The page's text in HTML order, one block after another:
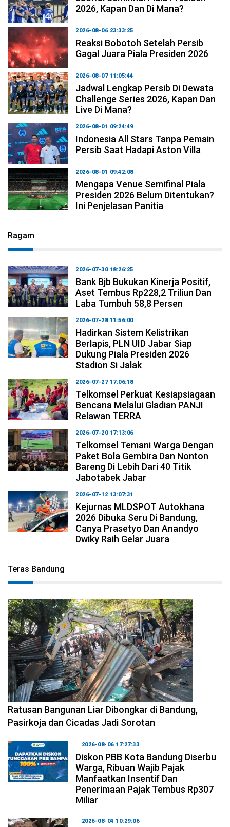
2026, Kapan Dan Di Mana?
2026-08-06 23:33:25
Reaksi Bobotoh Setelah Persib
Gagal Juara Piala Presiden 2026
2026-08-07 11:05:44
Jadwal Lengkap Persib Di Dewata
Challenge Series 2026, Kapan Dan
Live Di Mana?
2026-08-01 09:24:49
Indonesia All Stars Tanpa Pemain
Persib Saat Hadapi Aston Villa
2026-08-01 09:42:08
Mengapa Venue Semifinal Piala
Presiden 2026 Belum Ditentukan?
Ini Penjelasan Panitia
Ragam
2026-07-30 18:26:25
Bank Bjb Bukukan Kinerja Positif,
Aset Tembus Rp228,2 Triliun Dan
Laba Tumbuh 58,8 Persen
2026-07-28 11:56:00
Hadirkan Sistem Kelistrikan
Berlapis, PLN UID Jabar Siap
Dukung Piala Presiden 2026
Stadion Si Jalak
2026-07-27 17:06:18
Telkomsel Perkuat Kesiapsiagaan
Bencana Melalui Gladian PANJI
Relawan TERRA
2026-07-20 17:13:06
Telkomsel Temani Warga Dengan
Paket Bola Gembira Dan Nonton
Bareng Di Lebih Dari 40 Titik
Jabotabek Jabar
2026-07-12 13:07:31
Kejurnas MLDSPOT Autokhana
2026 Dibuka Seru Di Bandung,
Canya Prasetyo Dan Anandyo
Dwiky Raih Gelar Juara
Teras Bandung
2026-08-06 17:34:08
Ratusan Bangunan Liar Dibongkar di Bandung,
Pasirkoja dan Cicadas Jadi Sorotan
2026-08-06 17:27:33
Diskon PBB Kota Bandung Diserbu
Warga, Ribuan Wajib Pajak
Manfaatkan Insentif Dan
Penerimaan Pajak Tembus Rp307
Miliar
2026-08-04 10:29:06